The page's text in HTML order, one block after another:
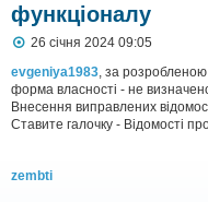
функціоналу
П
в
і
д
о
м
н
26 січня 2024 09:05
evgeniya1983, за розробленою
форма власності - не
Внесення виправлених
Ставите галочку - Відомості
zembti